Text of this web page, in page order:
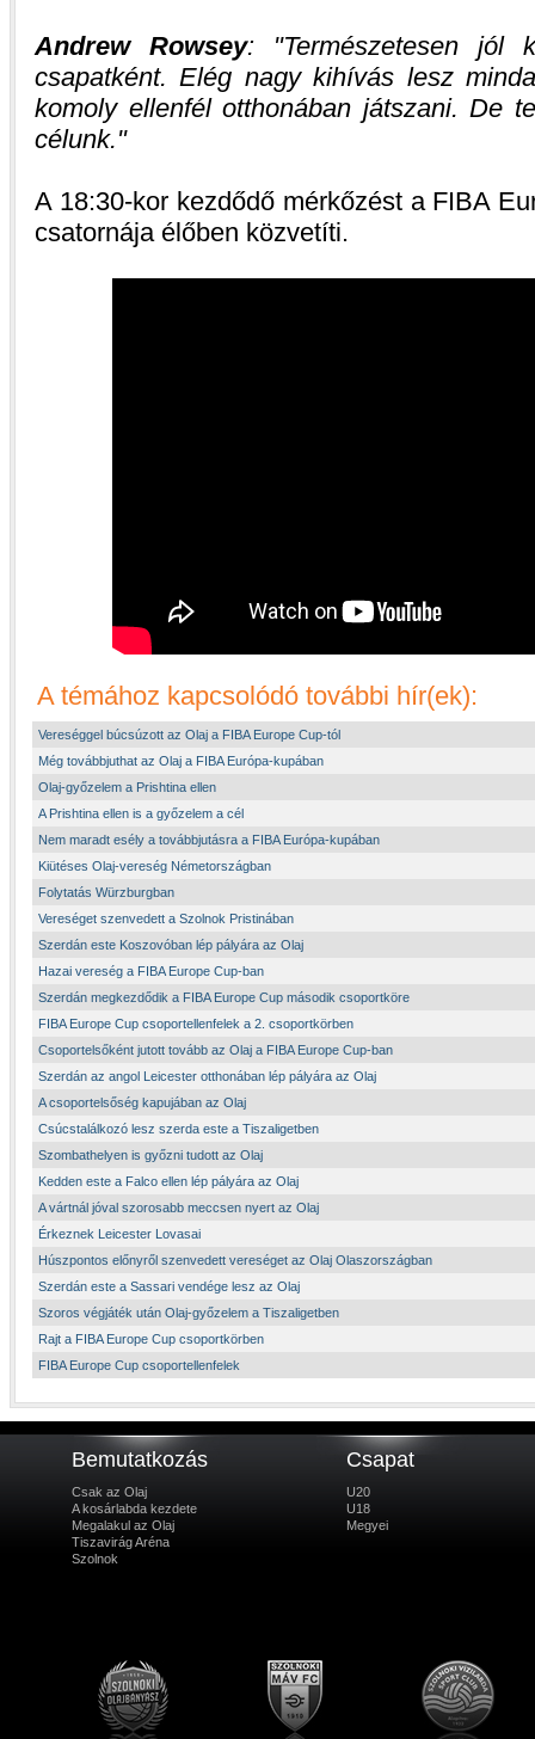
Andrew Rowsey:
Természetesen jól
csapatként. Elég nagy kihívás lesz
komoly ellenfél otthonában játszani. De
célunk.
A 18:30-kor kezdődő mérkőzést a FIBA
csatornája élőben közvetíti.
A témához kapcsolódó további hír(ek):
Vereséggel búcsúzott az Olaj a FIBA Europe Cup-tól
Még továbbjuthat az Olaj a FIBA Európa-kupában
Olaj-győzelem a Prishtina ellen
A Prishtina ellen is a győzelem a cél
Nem maradt esély a továbbjutásra a FIBA Európa-kupában
Kiütéses Olaj-vereség Németországban
Folytatás Würzburgban
Vereséget szenvedett a Szolnok Pristinában
Szerdán este Koszovóban lép pályára az Olaj
Hazai vereség a FIBA Europe Cup-ban
Szerdán megkezdődik a FIBA Europe Cup második csoportköre
FIBA Europe Cup csoportellenfelek a 2. csoportkörben
Csoportelsőként jutott tovább az Olaj a FIBA Europe Cup-ban
Szerdán az angol Leicester otthonában lép pályára az Olaj
A csoportelsőség kapujában az Olaj
Csúcstalálkozó lesz szerda este a Tiszaligetben
Szombathelyen is győzni tudott az Olaj
Kedden este a Falco ellen lép pályára az Olaj
A vártnál jóval szorosabb meccsen nyert az Olaj
Érkeznek Leicester Lovasai
Húszpontos előnyről szenvedett vereséget az Olaj Olaszországban
Szerdán este a Sassari vendége lesz az Olaj
Szoros végjáték után Olaj-győzelem a Tiszaligetben
Rajt a FIBA Europe Cup csoportkörben
FIBA Europe Cup csoportellenfelek
Bemutatkozás
Csak az Olaj
A kosárlabda kezdete
Megalakul az Olaj
Tiszavirág Aréna
Szolnok
Csapat
U20
U18
Megyei